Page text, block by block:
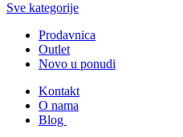
Sve kategorije
Prodavnica
Outlet
Novo u ponudi
Kontakt
O nama
Blog